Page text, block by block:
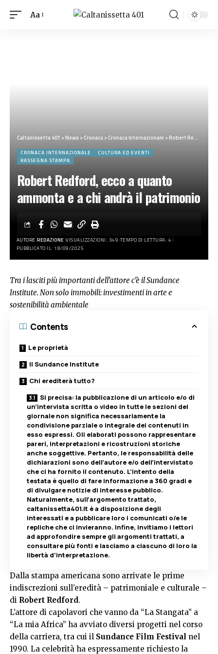
Aa
Caltanissetta 401 >News>Cronaca>Cronaca Internazionale >Robert Redford, ecco a quanto ammonta e a chi andrà il patrimonio
CRONACA INTERNAZIONALE
CULTURA ED EVENTI
RASSEGNA STAMPA
Robert Redford, ecco a quanto
ammonta e a chi andrà il patrimonio
AUTORE:REDAZIONE VISUALIZZAZIONI: 349 TEMPO DI LETTURA: 4
PUBBLICATO IL: 18/09/2025
Tra i lasciti più importanti dell’attore c’è il Sundance
Institute. Non solo immobili: investimenti in arte e
sostenibilità ambientale
Contents
Le proprietà
Il Sundance Institute
Chi erediterà tutto?
Si precisa: la pubblicazione di un articolo e/o di
un’intervista scritta o video in tutte le sezioni del
giornale non significa necessariamente la
condivisione parziale o integrale dei contenuti in
esso espressi. Gli elaborati possono rappresentare
pareri, interpretazioni e ricostruzioni storiche
anche soggettive. Pertanto, le responsabilità delle
dichiarazioni sono dell’autore e/o dell’intervistato
che ci ha fornito il contenuto. L’intento della
testata è quello di fare informazione a 360 gradi e
di divulgare notizie di interesse pubblico.
Naturalmente, sull’argomento trattato,
caltanissetta401.it è a disposizione degli
interessati e a pubblicare loro i comunicati o/e le
repliche che ci invieranno. Infine, invitiamo i lettori
ad approfondire sempre gli argomenti trattati, a
consultare più fonti e lasciamo a ciascuno di loro la
libertà d’interpretazione.
Dalla stampa americana sono arrivate le prime
indiscrezioni sull’eredità – patrimoniale e culturale –
di Robert Redford.
L’attore di capolavori che vanno da “La Stangata” a
“La mia Africa” ha avviato diversi progetti nel corso
della carriera, tra cui il Sundance Film Festival nel
1990. La celebrità ha espressamente richiesto la